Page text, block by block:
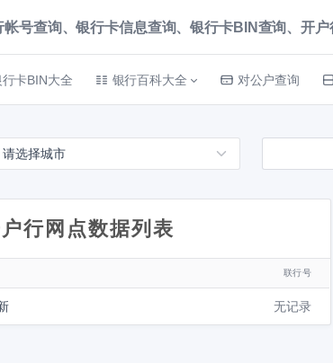
帐号查询、银行卡信息查询、银行卡BIN查询、开
行卡BIN大全 银行百科大全 对公户查询
行网点数据列表
联行号
无记录